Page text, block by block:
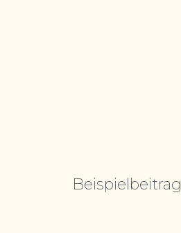
Beispielbeitrag